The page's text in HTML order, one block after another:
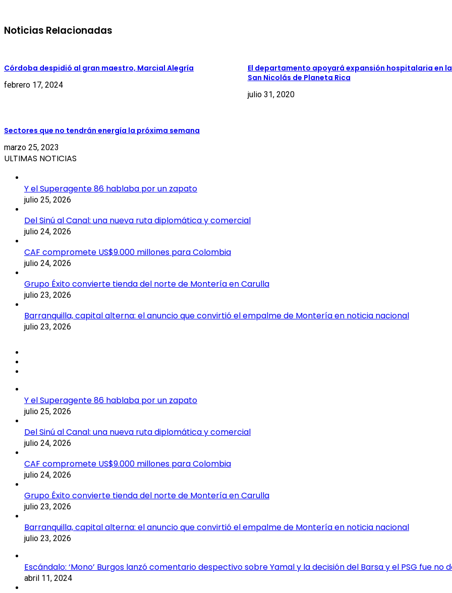
Noticias Relacionadas
Córdoba despidió al gran maestro, Marcial Alegría
febrero 17, 2024
El departamento apoyará expansión hospitalaria en la
San Nicolás de Planeta Rica
julio 31, 2020
Sectores que no tendrán energía la próxima semana
marzo 25, 2023
ULTIMAS NOTICIAS
Y el Superagente 86 hablaba por un zapato
julio 25, 2026
Del Sinú al Canal: una nueva ruta diplomática y comercial
julio 24, 2026
CAF compromete US$9.000 millones para Colombia
julio 24, 2026
Grupo Éxito convierte tienda del norte de Montería en Carulla
julio 23, 2026
Barranquilla, capital alterna: el anuncio que convirtió el empalme de Montería en noticia nacional
julio 23, 2026
Y el Superagente 86 hablaba por un zapato
julio 25, 2026
Del Sinú al Canal: una nueva ruta diplomática y comercial
julio 24, 2026
CAF compromete US$9.000 millones para Colombia
julio 24, 2026
Grupo Éxito convierte tienda del norte de Montería en Carulla
julio 23, 2026
Barranquilla, capital alterna: el anuncio que convirtió el empalme de Montería en noticia nacional
julio 23, 2026
Escándalo: ‘Mono’ Burgos lanzó comentario despectivo sobre Yamal y la decisión del Barsa y el PSG fue no
abril 11, 2024